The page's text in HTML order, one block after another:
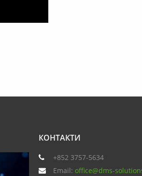
КОНТАКТИ
+852 3757-5634
Email: office@dms-